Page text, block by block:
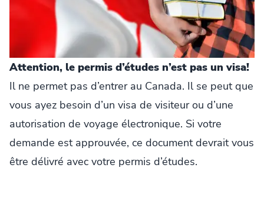
Attention, le permis d’études n’est pas un visa!
Il ne permet pas d’entrer au Canada. Il se peut que
vous ayez besoin d’un visa de visiteur ou d’une
autorisation de voyage électronique. Si votre
demande est approuvée, ce document devrait vous
être délivré avec votre permis d’études.